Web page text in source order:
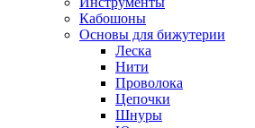
Кабошоны
Основы для бижутерии
Леска
Нити
Проволока
Цепочки
Шнуры